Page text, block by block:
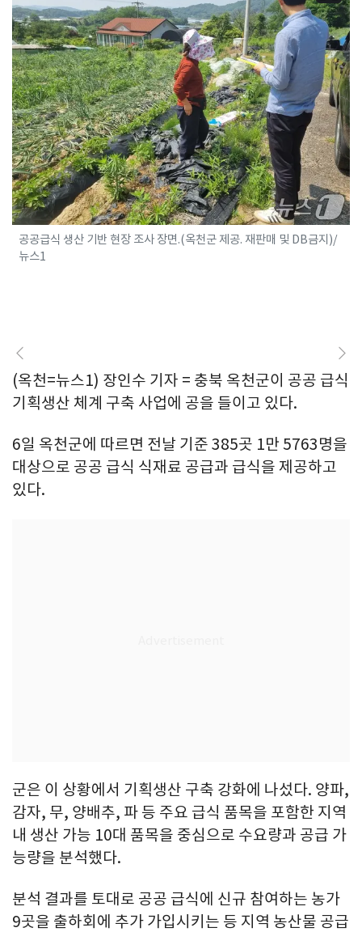
공공급식 생산 기반 현장 조사 장면.(옥천군 제공. 재판매 및 DB금지)/
뉴스1
(옥천=뉴스1) 장인수 기자 = 충북 옥천군이 공공 급식
기획생산 체계 구축 사업에 공을 들이고 있다.
6일 옥천군에 따르면 전날 기준 385곳 1만 5763명을
대상으로 공공 급식 식재료 공급과 급식을 제공하고
있다.
군은 이 상황에서 기획생산 구축 강화에 나섰다. 양파,
감자, 무, 양배추, 파 등 주요 급식 품목을 포함한 지역
내 생산 가능 10대 품목을 중심으로 수요량과 공급 가
능량을 분석했다.
분석 결과를 토대로 공공 급식에 신규 참여하는 농가
9곳을 출하회에 추가 가입시키는 등 지역 농산물 공급